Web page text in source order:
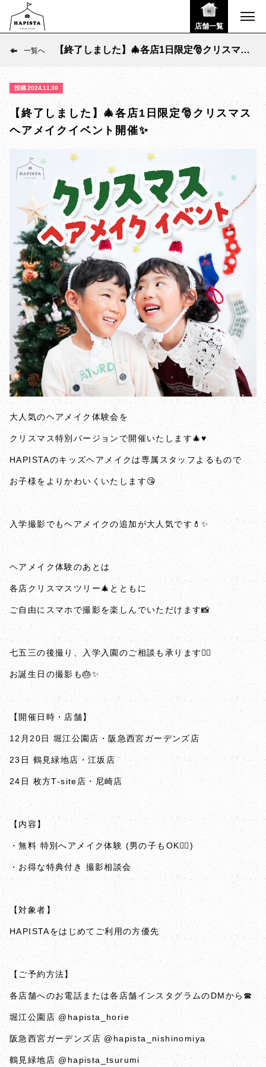
店舗一覧
一覧へ
【終了しました】🎄各店1日限定🎅クリスマス
投稿 2024.11.30
【終了しました】🎄各店1日限定🎅クリスマス
ヘアメイクイベント開催✨️
大人気のヘアメイク体験会を
クリスマス特別バージョンで開催いたします🎄♥️
HAPISTAのキッズヘアメイクは専属スタッフよるもので
お子様をよりかわいくいたします😘
入学撮影でもヘアメイクの追加が大人気です💄✨️
ヘアメイク体験のあとは
各店クリスマスツリー🎄とともに
ご自由にスマホで撮影を楽しんでいただけます📸
七五三の後撮り、入学入園のご相談も承ります🙆‍♀️
お誕生日の撮影も🎂✨️
【開催日時・店舗】
12月20日 堀江公園店・阪急西宮ガーデンズ店
23日 鶴見緑地店・江坂店
24日 枚方T-site店・尼崎店
【内容】
・無料 特別へアメイク体験 (男の子もOK🙆‍♀️)
・お得な特典付き 撮影相談会
【対象者】
HAPISTAをはじめてご利用の方優先
【ご予約方法】
各店舗へのお電話または各店舗インスタグラムのDMから☎
堀江公園店 @hapista_horie
阪急西宮ガーデンズ店 @hapista_nishinomiya
鶴見緑地店 @hapista_tsurumi